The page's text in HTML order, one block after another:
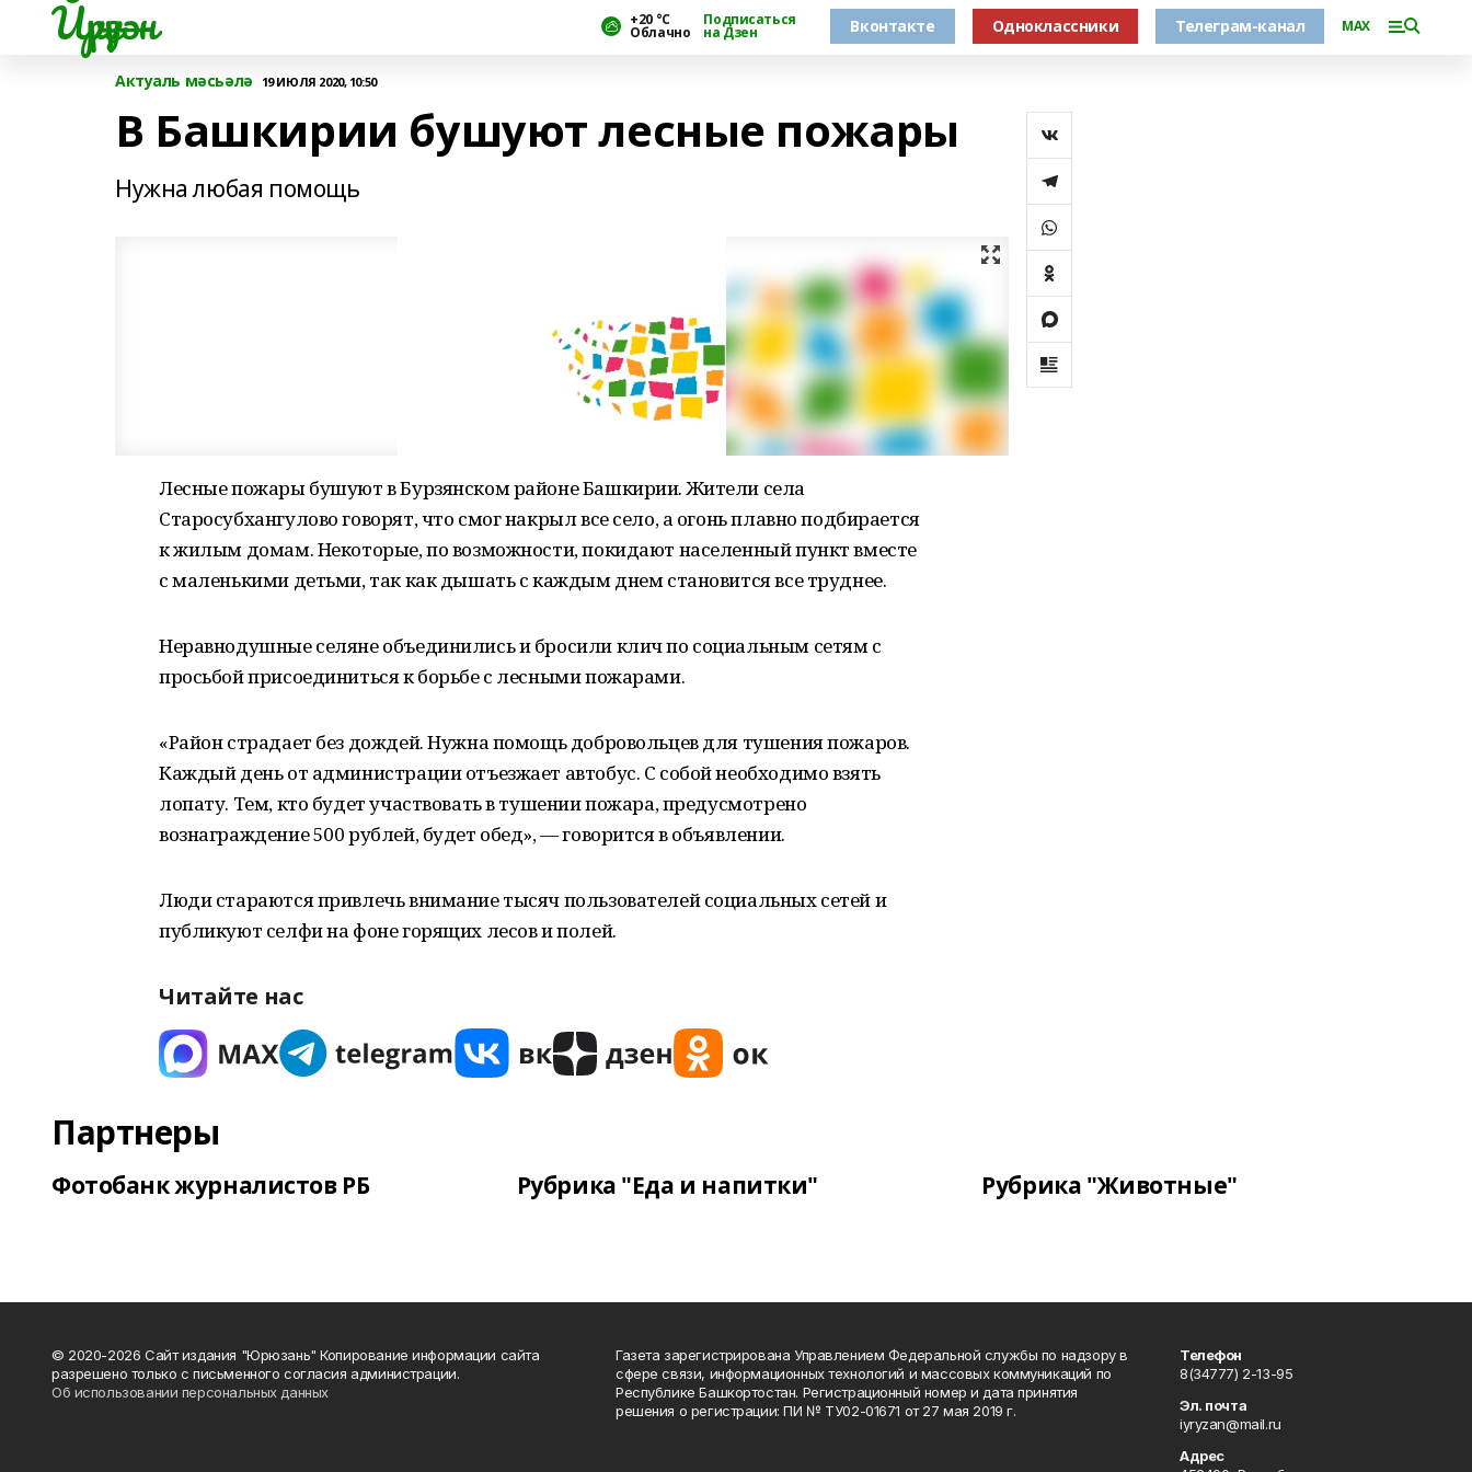
Йүрүҙән +20 °С
Облачно
Подписаться
на Дзен Вконтакте Одноклассники Телеграм-канал MAX
Актуаль мәсьәлә 19 ИЮЛЯ 2020, 10:50
В Башкирии бушуют лесные пожары
Нужна любая помощь
Лесные пожары бушуют в Бурзянском районе Башкирии. Жители села
Старосубхангулово говорят, что смог накрыл все село, а огонь плавно подбирается
к жилым домам. Некоторые, по возможности, покидают населенный пункт вместе
с маленькими детьми, так как дышать с каждым днем становится все труднее.
Неравнодушные селяне объединились и бросили клич по социальным сетям с
просьбой присоединиться к борьбе с лесными пожарами.
«Район страдает без дождей. Нужна помощь добровольцев для тушения пожаров.
Каждый день от администрации отъезжает автобус. С собой необходимо взять
лопату. Тем, кто будет участвовать в тушении пожара, предусмотрено
вознаграждение 500 рублей, будет обед», — говорится в объявлении.
Люди стараются привлечь внимание тысяч пользователей социальных сетей и
публикуют селфи на фоне горящих лесов и полей.
Читайте нас
Партнеры
Фотобанк журналистов РБ Рубрика "Еда и напитки" Рубрика "Животные"
© 2020-2026 Сайт издания "Юрюзань" Копирование информации сайта
разрешено только с письменного согласия администрации.
Об использовании персональных данных
Газета зарегистрирована Управлением Федеральной службы по надзору в
сфере связи, информационных технологий и массовых коммуникаций по
Республике Башкортостан. Регистрационный номер и дата принятия
решения о регистрации: ПИ № ТУ02-01671 от 27 мая 2019 г.
Телефон
8(34777) 2-13-95
Эл. почта
iyryzan@mail.ru
Адрес